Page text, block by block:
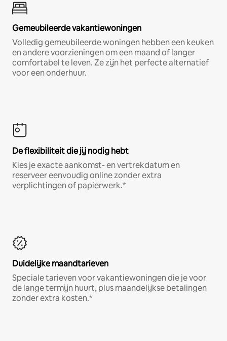
Gemeubileerde vakantiewoningen
Volledig gemeubileerde woningen hebben een keuken
en andere voorzieningen om een maand of langer
comfortabel te leven. Ze zijn het perfecte alternatief
voor een onderhuur.
De flexibiliteit die jij nodig hebt
Kies je exacte aankomst- en vertrekdatum en
reserveer eenvoudig online zonder extra
verplichtingen of papierwerk.*
Duidelijke maandtarieven
Speciale tarieven voor vakantiewoningen die je voor
de lange termijn huurt, plus maandelijkse betalingen
zonder extra kosten.*